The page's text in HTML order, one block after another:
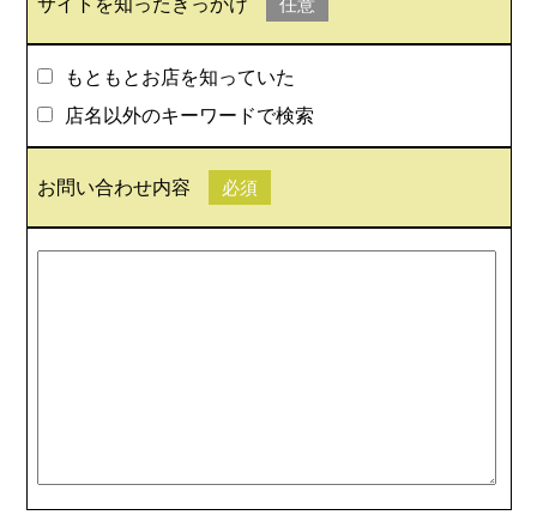
もともとお店を知っていた
店名以外のキーワードで検索
お問い合わせ内容 必須